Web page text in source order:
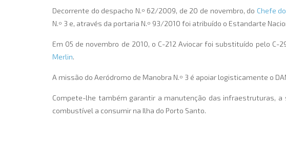
Decorrente do despacho N.º 62/2009, de 20 de novembro, do Chefe
N.º 3 e, através da portaria N.º 93/2010 foi atribuído o Estandarte
Em 05 de novembro de 2010, o C-212 Aviocar foi substituído pelo
Merlin.
A missão do Aeródromo de Manobra N.º 3 é apoiar logisticamente o
Compete-lhe também garantir a manutenção das infraestruturas,
combustível a consumir na Ilha do Porto Santo.